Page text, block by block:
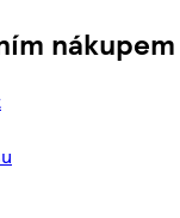
nákupem